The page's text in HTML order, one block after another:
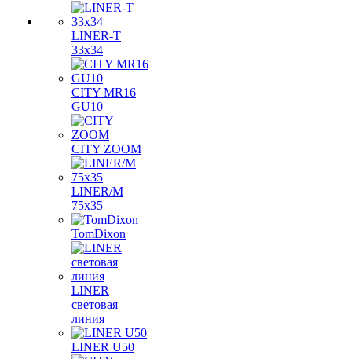
LINER-T
33x34
CITY MR16
GU10
CITY ZOOM
LINER/M
75х35
TomDixon
LINER
световая
линия
LINER U50